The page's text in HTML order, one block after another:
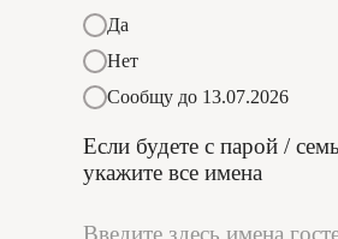
Да
Нет
Сообщу до 13.07.2026
Если будете с парой /
укажите все имена